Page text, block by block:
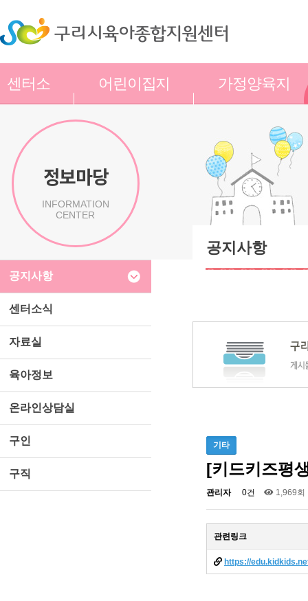
센터소
어린이집지
가정양육지
정보마당
INFORMATION
CENTER
공지사항
센터소식
자료실
육아정보
온라인상담실
구인
구직
공지사항
기타
[키드키즈평
관리자 0건 1,969회
관련링크
https://